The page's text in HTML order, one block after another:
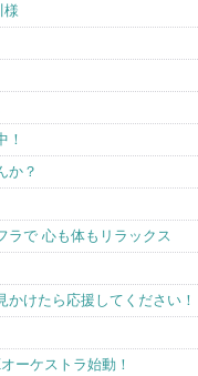
様
！
か？
ラで 心も体もリラックス
かけたら応援してください！
ーケストラ始動！